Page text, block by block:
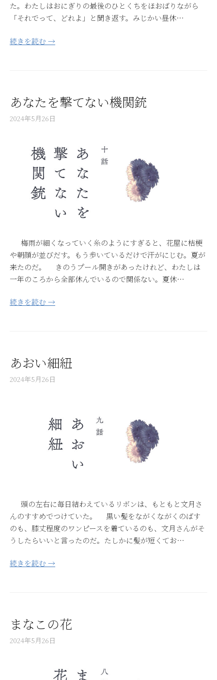
た。わたしはおにぎりの最後のひとくちをほおばりながら
「それでって、どれよ」と聞き返す。みじかい昼休…
続きを読む →
あなたを撃てない機関銃
2024年5月26日
梅雨が細くなっていく糸のようにすぎると、花屋に桔梗
や朝顔が並びだす。もう歩いているだけで汗がにじむ。夏が
来たのだ。 きのうプール開きがあったけれど、わたしは
一年のころから全部休んでいるので関係ない。夏休…
続きを読む →
あおい細紐
2024年5月26日
頭の左右に毎日結わえているリボンは、もともと文月さ
んのすすめでつけていた。 黒い髪をながくながくのばす
のも、膝丈程度のワンピースを着ているのも、文月さんがそ
うしたらいいと言ったのだ。たしかに髪が短くてお…
続きを読む →
まなこの花
2024年5月26日